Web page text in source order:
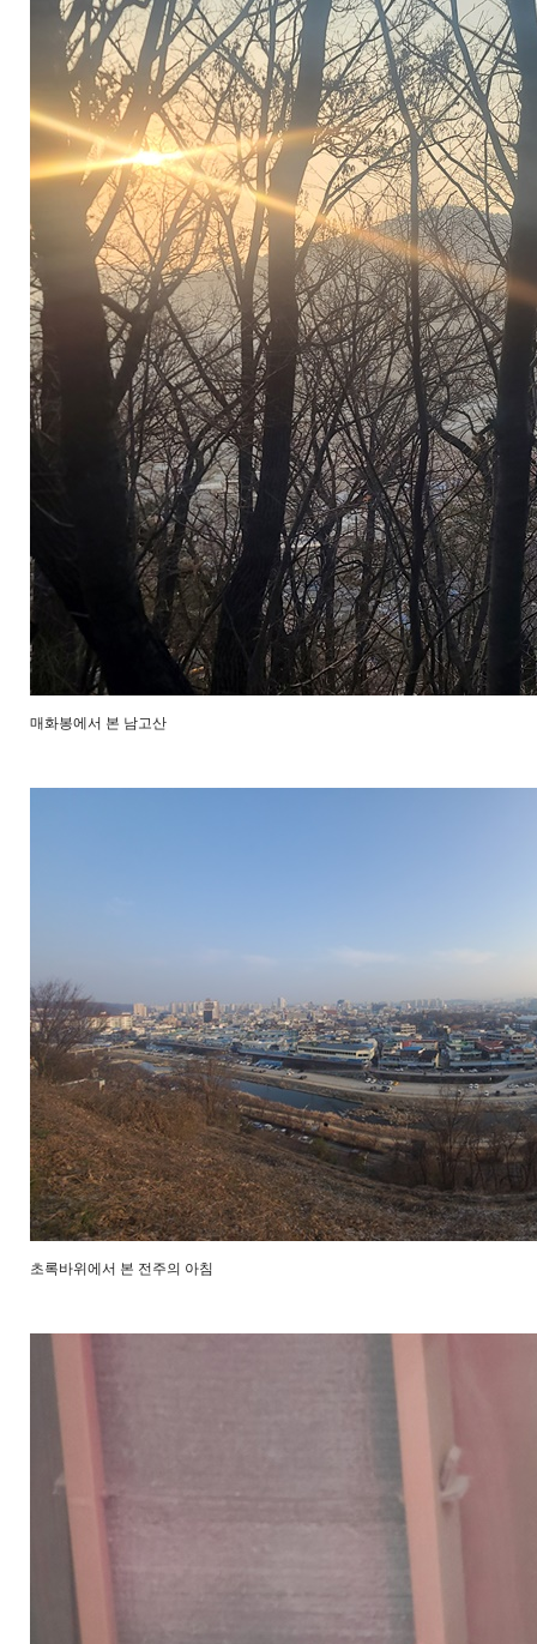
매화봉에서 본 남고산
초록바위에서 본 전주의 아침